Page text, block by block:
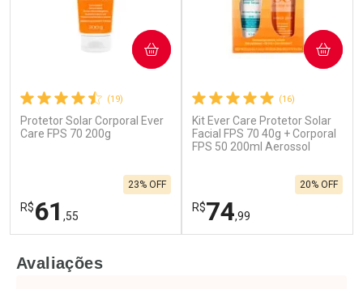
(19)
Protetor Solar Corporal Ever
Care FPS 70 200g
R$61 ,55
23% OFF
COMPRAR
(16)
Kit Ever Care Protetor Solar
Facial FPS 70 40g + Corporal
FPS 50 200ml Aerossol
R$74,99
20% OFF
COMPRAR
Avaliações